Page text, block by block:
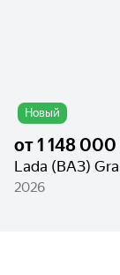
Новый
от1 148 000
Lada (ВАЗ)
2026